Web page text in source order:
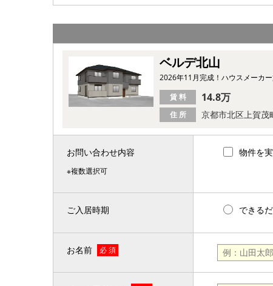
ベルデ北山
2026年11月完成！ハウスメーカ
住 所 京都市北区上賀茂
賃 料 14.8万
お問い合わせ内容
※複数選択可
物件を
ご入居時期 できる
お名前 必 須